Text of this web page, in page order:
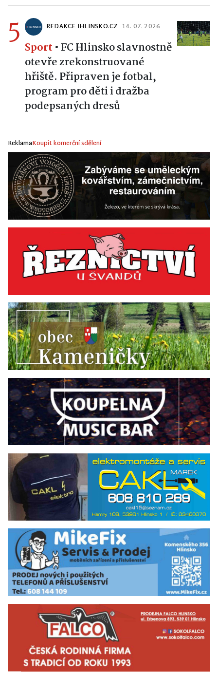
5 REDAKCE IHLINSKO.CZ 14. 07. 2026
Sport • FC Hlinsko slavnostně
otevře zrekonstruované
hřiště. Připraven je fotbal,
program pro děti i dražba
podepsaných dresů
ReklamaKoupit komerční sdělení